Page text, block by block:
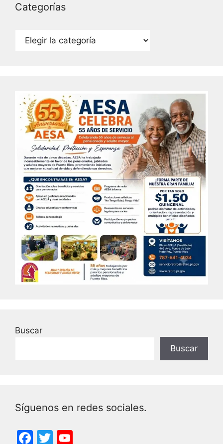
Categorías
Categorías
Buscar
Buscar
Síguenos en redes sociales.
F
T